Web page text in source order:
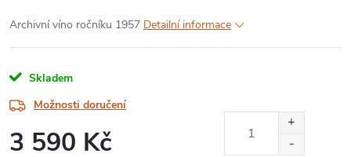
Archivní víno ročníku 1957 Detailní informace
Skladem
Možnosti doručení
3 590 Kč